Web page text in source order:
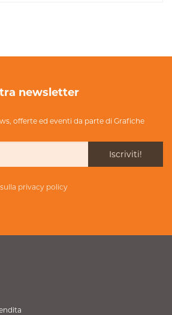
newsletter
offerte ed eventi da parte di Grafiche
Iscriviti!
privacy policy